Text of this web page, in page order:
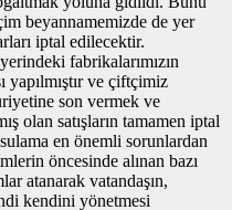
beyannamemizde de yer
iptal edilecektir.
fabrikalarımızın
yapılmıştır ve çiftçimiz
son vermek ve
olan satışların tamamen iptal
en önemli sorunlardan
öncesinde alınan bazı
atanarak vatandaşın,
kendini yönetmesi